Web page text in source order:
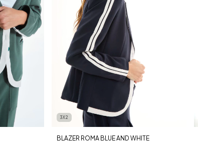
3X2
BLAZER ROMA BLUE AND WHITE